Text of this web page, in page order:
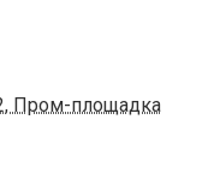
Пром-площадка